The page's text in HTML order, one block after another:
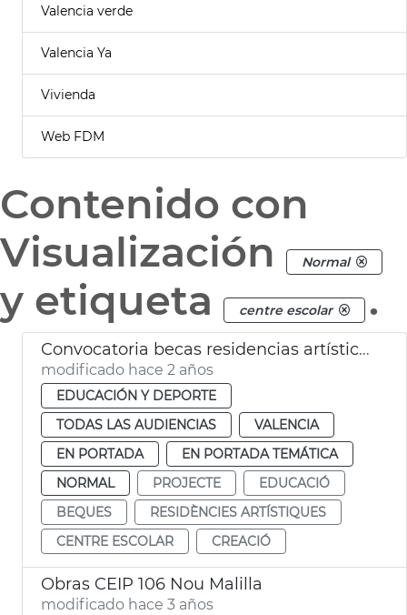
Valencia verde
Valencia Ya
Vivienda
Web FDM
Contenido con
Visualización
Normal
y etiqueta centre escolar .
Convocatoria becas residencias artísticas
modificado hace 2 años
EDUCACIÓN Y DEPORTE
TODAS LAS AUDIENCIAS
VALENCIA
EN PORTADA
EN PORTADA TEMÁTICA
NORMAL
PROJECTE
EDUCACIÓ
BEQUES
RESIDÈNCIES ARTÍSTIQUES
CENTRE ESCOLAR
CREACIÓ
Obras CEIP 106 Nou Malilla
modificado hace 3 años